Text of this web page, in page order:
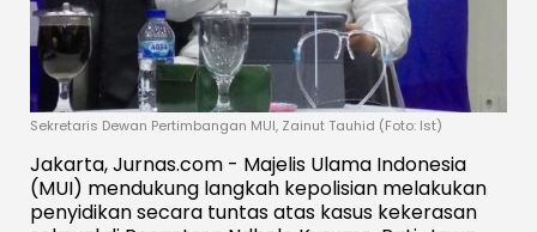
Sekretaris Dewan Pertimbangan MUI, Zainut Tauhid (Foto: Ist)
Jakarta, Jurnas.com - Majelis Ulama Indonesia
(MUI) mendukung langkah kepolisian melakukan
penyidikan secara tuntas atas kasus kekerasan